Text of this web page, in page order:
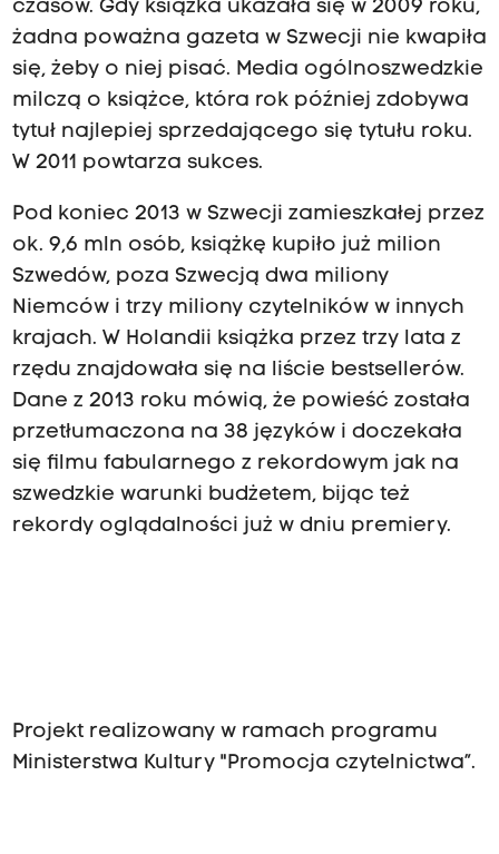
czasów. Gdy książka ukazała się w 2009 roku,
żadna poważna gazeta w Szwecji nie kwapiła
się, żeby o niej pisać. Media ogólnoszwedzkie
milczą o książce, która rok później zdobywa
tytuł najlepiej sprzedającego się tytułu roku.
W 2011 powtarza sukces.
Pod koniec 2013 w Szwecji zamieszkałej przez
ok. 9,6 mln osób, książkę kupiło już milion
Szwedów, poza Szwecją dwa miliony
Niemców i trzy miliony czytelników w innych
krajach. W Holandii książka przez trzy lata z
rzędu znajdowała się na liście bestsellerów.
Dane z 2013 roku mówią, że powieść została
przetłumaczona na 38 języków i doczekała
się filmu fabularnego z rekordowym jak na
szwedzkie warunki budżetem, bijąc też
rekordy oglądalności już w dniu premiery.
Projekt realizowany w ramach programu
Ministerstwa Kultury "Promocja czytelnictwa”.